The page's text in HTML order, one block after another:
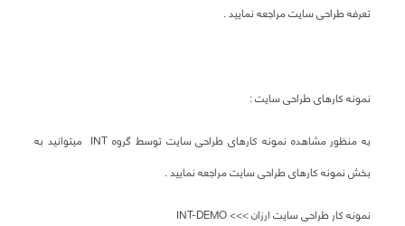
تعرفه طراحی سایت مراجعه نمایید .
نمونه کارهای طراحی سایت :
به منظور مشاهده نمونه کارهای طراحی سایت توسط گروه INT میتوانید به
بخش نمونه کارهای طراحی سایت مراجعه نمایید .
نمونه کار طراحی سایت ارزان >>> INT-DEMO